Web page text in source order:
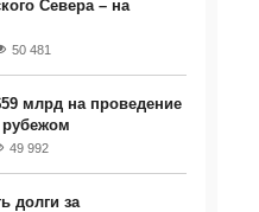
Севера – на
50 481
млрд на проведение
рубежом
49 992
долги за